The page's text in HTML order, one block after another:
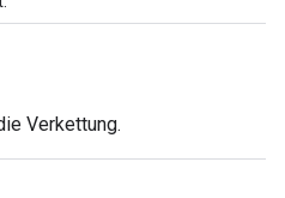
Verkettung.